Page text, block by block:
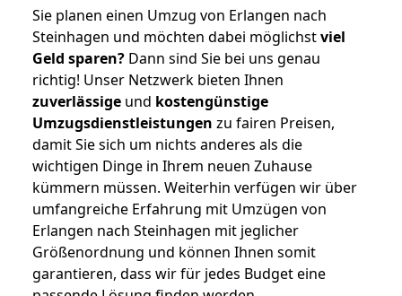
Sie planen einen Umzug von Erlangen nach
Steinhagen und möchten dabei möglichstviel
Geld sparen? Dann sind Sie bei uns genau
richtig! Unser Netzwerk bieten Ihnen
zuverlässige und kostengünstige
Umzugsdienstleistungen zu fairen Preisen,
damit Sie sich um nichts anderes als die
wichtigen Dinge in Ihrem neuen Zuhause
kümmern müssen. Weiterhin verfügen wir über
umfangreiche Erfahrung mit Umzügen von
Erlangen nach Steinhagen mit jeglicher
Größenordnung und können Ihnen somit
garantieren, dass wir für jedes Budget eine